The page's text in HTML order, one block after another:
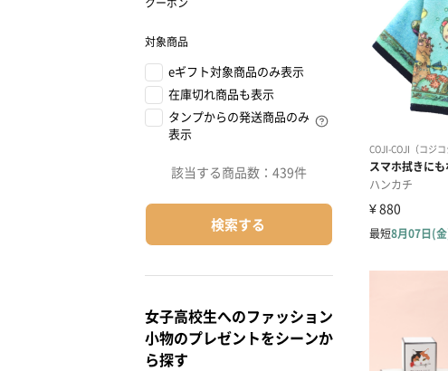
対象商品
eギフト対象商品のみ表示
在庫切れ商品も表示
タンプからの発送商品のみ
表示
該当する商品数： 439件
検索する
女子高校生へのファッション
小物のプレゼントをシーンか
ら探す